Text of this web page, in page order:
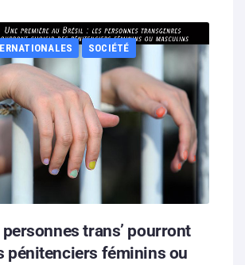
SOCIÉTÉ
trans’ pourront
pénitenciers féminins ou